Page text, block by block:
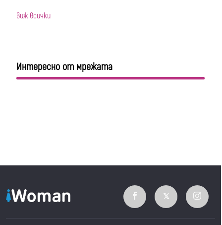
виж всички
Интересно от мрежата